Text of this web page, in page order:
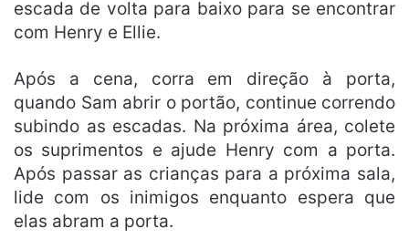
escada de volta para baixo para se encontrar
com Henry e Ellie.
Após a cena, corra em direção à porta,
quando Sam abrir o portão, continue correndo
subindo as escadas. Na próxima área, colete
os suprimentos e ajude Henry com a porta.
Após passar as crianças para a próxima sala,
lide com os inimigos enquanto espera que
elas abram a porta.